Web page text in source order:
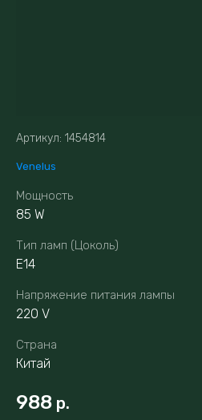
Артикул: 1454814
Venelus
Мощность
85 W
Тип ламп (Цоколь)
E14
Напряжение питания лампы
220 V
Страна
Китай
988 р.